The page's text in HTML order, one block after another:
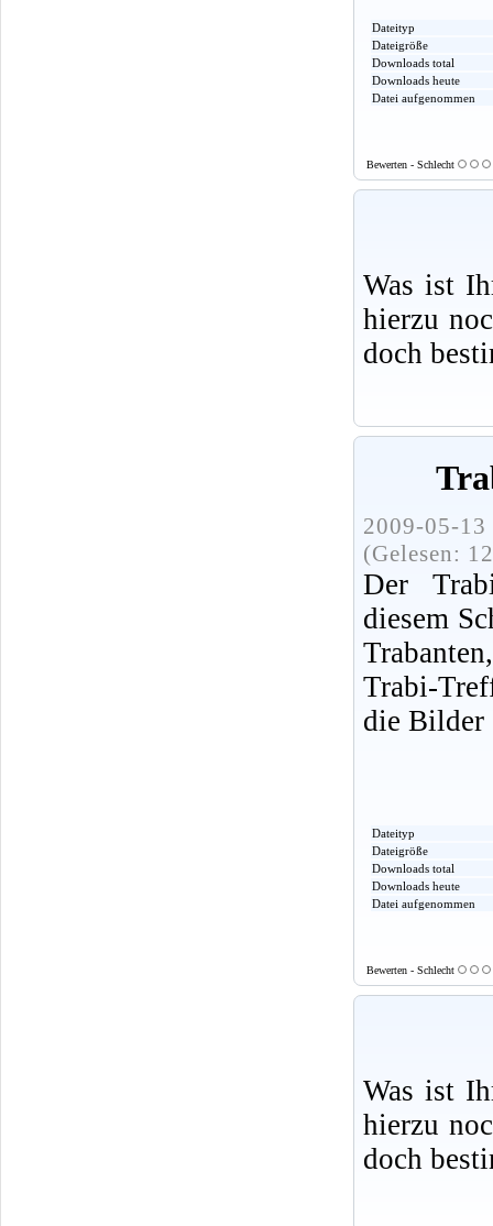
Dateityp
Dateigröße
Downloads total
Downloads heute
Datei aufgenommen
Bewerten - Schlecht
Was ist
hierzu
doch
2009-05-
(Gelesen:
Der
diesem
Trabi-
die Bilder
Dateityp
Dateigröße
Downloads total
Downloads heute
Datei aufgenommen
Bewerten - Schlecht
Was ist
hierzu
doch